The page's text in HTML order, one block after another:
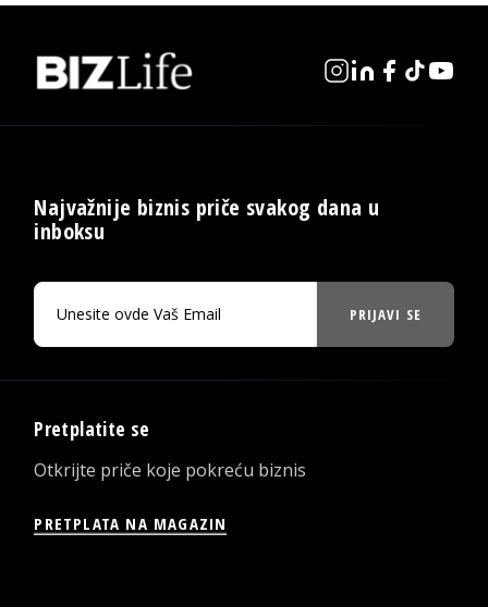
Najvažnije biznis priče svakog dana u
inboksu
PRIJAVI SE
Pretplatite se
Otkrijte priče koje pokreću biznis
PRETPLATA NA MAGAZIN